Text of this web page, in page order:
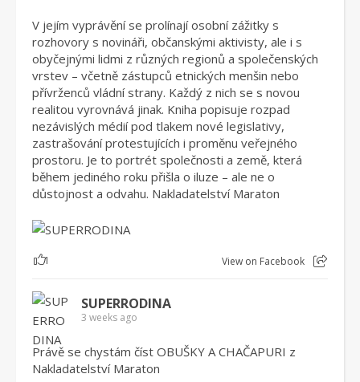
V jejím vyprávění se prolínají osobní zážitky s
rozhovory s novináři, občanskými aktivisty, ale i s
obyčejnými lidmi z různých regionů a společenských
vrstev – včetně zástupců etnických menšin nebo
přívrženců vládní strany. Každý z nich se s novou
realitou vyrovnává jinak. Kniha popisuje rozpad
nezávislých médií pod tlakem nové legislativy,
zastrašování protestujících i proměnu veřejného
prostoru. Je to portrét společnosti a země, která
během jediného roku přišla o iluze – ale ne o
důstojnost a odvahu. Nakladatelství Maraton
1 View on Facebook
SUPERRODINA
3 weeks ago
Právě se chystám číst OBUŠKY A CHAČAPURI z
Nakladatelství Maraton